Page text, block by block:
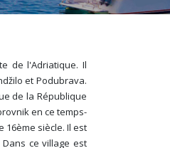
de l'Adriatique. Il
et Podubrava.
de la République
en ce temps-
16ème siècle. Il est
ce village est